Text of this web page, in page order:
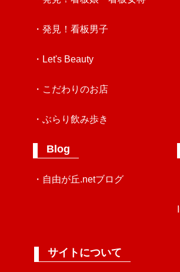
・発見！看板男子
・Let's Beauty
・こだわりのお店
・ぶらり飲み歩き
Blog
・自由が丘.netブログ
サイトについて